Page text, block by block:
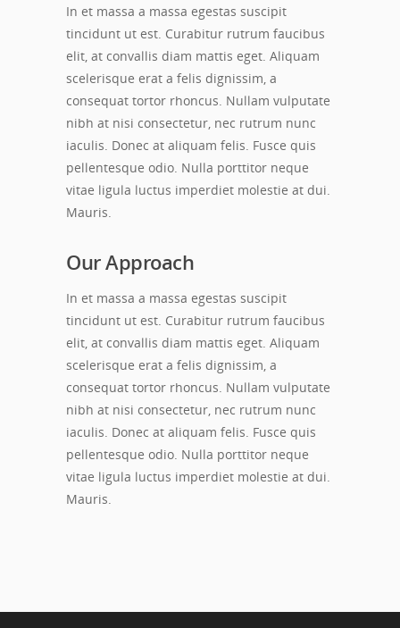
In et massa a massa egestas suscipit
tincidunt ut est. Curabitur rutrum faucibus
elit, at convallis diam mattis eget. Aliquam
scelerisque erat a felis dignissim, a
consequat tortor rhoncus. Nullam vulputate
nibh at nisi consectetur, nec rutrum nunc
iaculis. Donec at aliquam felis. Fusce quis
pellentesque odio. Nulla porttitor neque
vitae ligula luctus imperdiet molestie at dui.
Mauris.
Our Approach
In et massa a massa egestas suscipit
tincidunt ut est. Curabitur rutrum faucibus
elit, at convallis diam mattis eget. Aliquam
scelerisque erat a felis dignissim, a
consequat tortor rhoncus. Nullam vulputate
nibh at nisi consectetur, nec rutrum nunc
iaculis. Donec at aliquam felis. Fusce quis
pellentesque odio. Nulla porttitor neque
vitae ligula luctus imperdiet molestie at dui.
Mauris.